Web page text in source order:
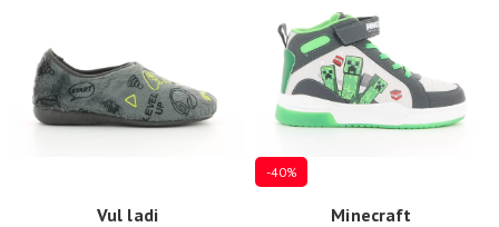
Vul ladi
-40%
Minecraft